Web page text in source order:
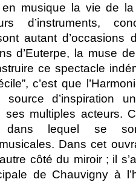
musique la vie de
d’instruments,
autant
d’Euterpe, la muse
ce spectacle
c’est que
source d’inspiration
ses multiples acteurs.
dans lequel se
Dans cet
côté du miroir ; il
de Chauvigny à